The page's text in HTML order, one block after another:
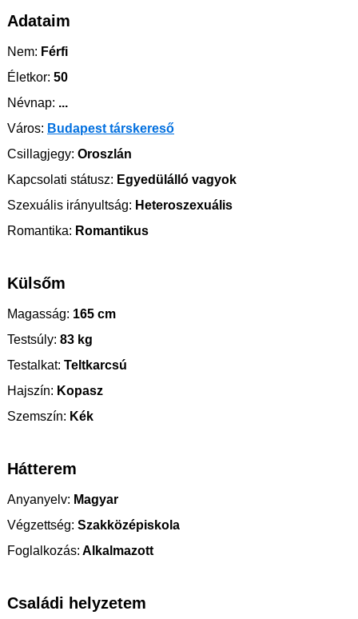
Adataim
Nem: Férfi
Életkor: 50
Névnap: ...
Város: Budapest társkereső
Csillagjegy: Oroszlán
Kapcsolati státusz: Egyedülálló vagyok
Szexuális irányultság: Heteroszexuális
Romantika: Romantikus
Külsőm
Magasság: 165 cm
Testsúly: 83 kg
Testalkat: Teltkarcsú
Hajszín: Kopasz
Szemszín: Kék
Hátterem
Anyanyelv: Magyar
Végzettség: Szakközépiskola
Foglalkozás: Alkalmazott
Családi helyzetem